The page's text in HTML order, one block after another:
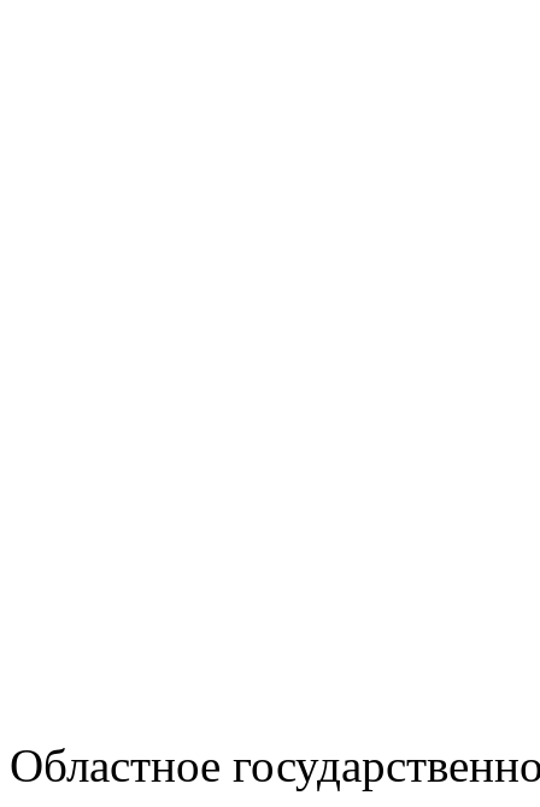
Областное